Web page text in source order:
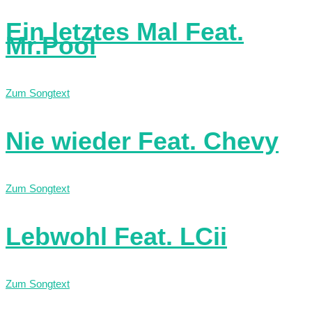
Ein letztes Mal Feat.
Mr.Pool
Zum Songtext
Nie wieder Feat. Chevy
Zum Songtext
Lebwohl Feat. LCii
Zum Songtext